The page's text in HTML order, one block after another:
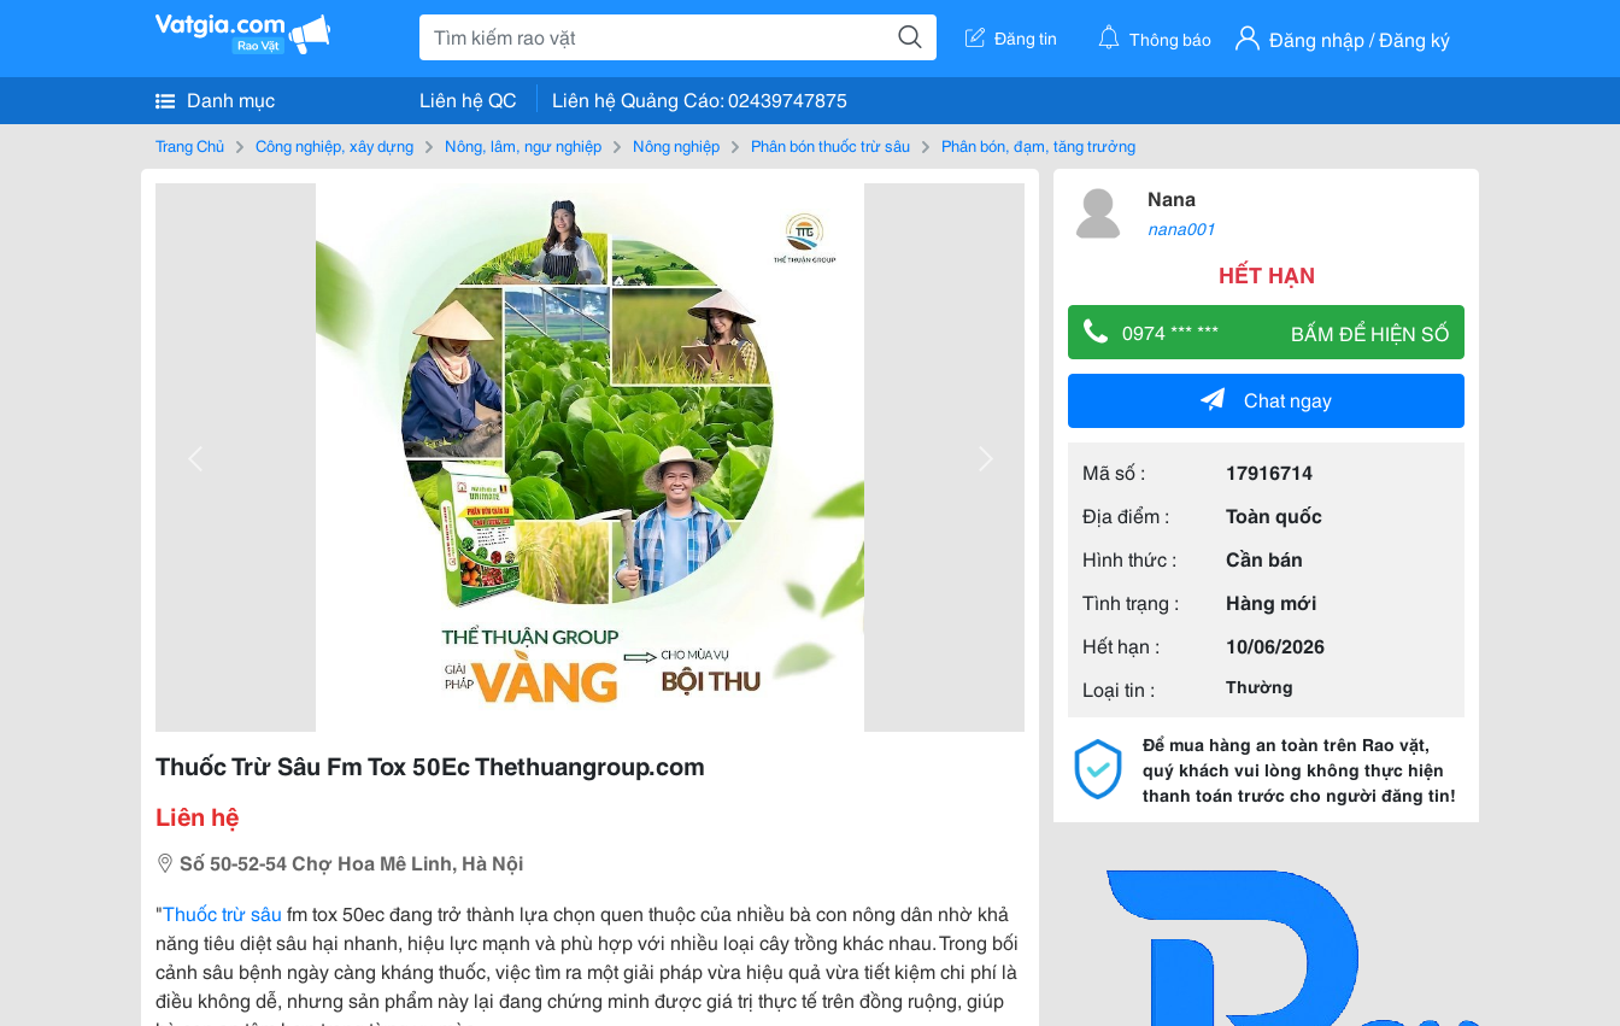
Đăng tin Thông báo Đăng nhập / Đăng ký
Danh mục Liên hệ QC Liên hệ Quảng Cáo: 02439747875
Trang Chủ Công nghiệp, xây dựng Nông, lâm, ngư nghiệp Nông nghiệp Phân bón thuốc trừ sâu Phân bón, đạm, tăng trưởng
Thuốc Trừ Sâu Fm Tox 50Ec Thethuangroup.com
Liên hệ
Số 50-52-54 Chợ Hoa Mê Linh, Hà Nội
"Thuốc trừ sâu fm tox 50ec đang trở thành lựa chọn quen thuộc của nhiều bà con nông dân nhờ khả
năng tiêu diệt sâu hại nhanh, hiệu lực mạnh và phù hợp với nhiều loại cây trồng khác nhau. Trong bối
cảnh sâu bệnh ngày càng kháng thuốc, việc tìm ra một giải pháp vừa hiệu quả vừa tiết kiệm chi phí là
điều không dễ, nhưng sản phẩm này lại đang chứng minh được giá trị thực tế trên đồng ruộng, giúp
Nana
nana001
HẾT HẠN
0974 *** *** BẤM ĐỂ HIỆN SỐ
Chat ngay
Mã số :
17916714
Địa điểm :
Toàn quốc
Hình thức :
Cần bán
Tình trạng :
Hàng mới
Hết hạn :
10/06/2026
Loại tin :
Thường
Để mua hàng an toàn trên Rao vặt,
quý khách vui lòng không thực hiện
thanh toán trước cho người đăng tin!